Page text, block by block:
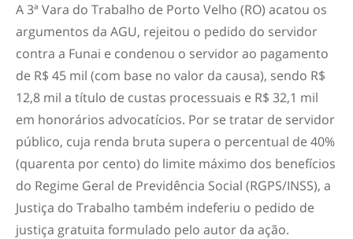
A 3ª Vara do Trabalho de Porto Velho (RO) acatou os
argumentos da AGU, rejeitou o pedido do servidor
contra a Funai e condenou o servidor ao pagamento
de R$ 45 mil (com base no valor da causa), sendo R$
12,8 mil a título de custas processuais e R$ 32,1 mil
em honorários advocatícios. Por se tratar de servidor
público, cuja renda bruta supera o percentual de 40%
(quarenta por cento) do limite máximo dos benefícios
do Regime Geral de Previdência Social (RGPS/INSS), a
Justiça do Trabalho também indeferiu o pedido de
justiça gratuita formulado pelo autor da ação.